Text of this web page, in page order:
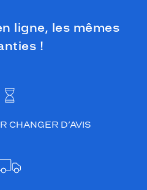
ligne, les mêmes
!
CHANGER D’AVIS